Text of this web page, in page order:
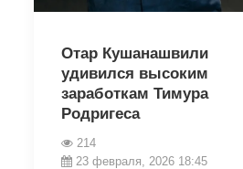
Отар Кушанашвили
удивился высоким
заработкам Тимура
Родригеса
214
23 февраля, 2026 18:45